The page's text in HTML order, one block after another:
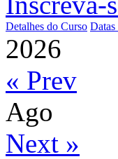
Detalhes do Curso
2026
« Prev
Ago
Next »